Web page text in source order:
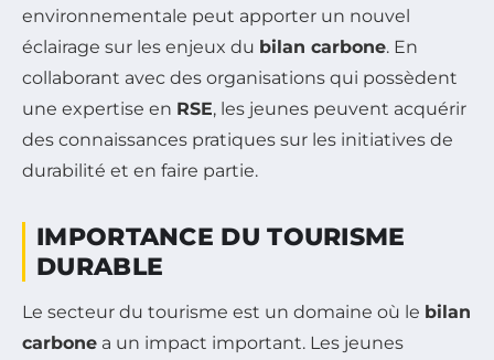
environnementale peut apporter un nouvel
éclairage sur les enjeux du bilan carbone. En
collaborant avec des organisations qui possèdent
une expertise en RSE, les jeunes peuvent acquérir
des connaissances pratiques sur les initiatives de
durabilité et en faire partie.
IMPORTANCE DU TOURISME
DURABLE
Le secteur du tourisme est un domaine où le bilan
carbone a un impact important. Les jeunes